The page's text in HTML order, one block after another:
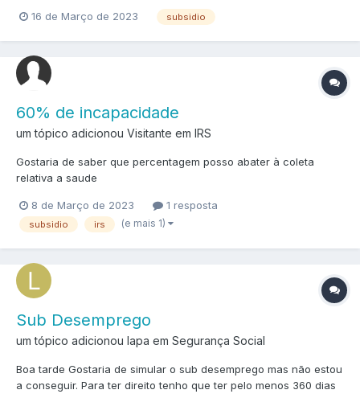
16 de Março de 2023 subsidio
60% de incapacidade
um tópico adicionou Visitante em IRS
Gostaria de saber que percentagem posso abater à coleta
relativa a saude
8 de Março de 2023 1 resposta
subsidio irs (e mais 1)
Sub Desemprego
um tópico adicionou lapa em Segurança Social
Boa tarde Gostaria de simular o sub desemprego mas não estou
a conseguir. Para ter direito tenho que ter pelo menos 360 dias